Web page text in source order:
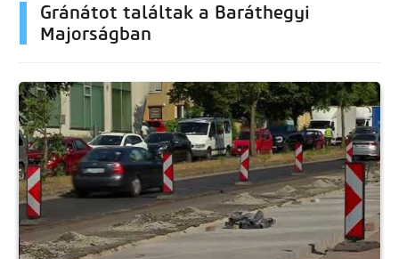
Gránátot találtak a Baráthegyi
Majorságban